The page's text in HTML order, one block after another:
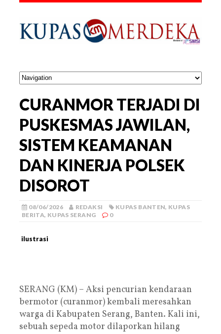
CURANMOR TERJADI DI
PUSKESMAS JAWILAN,
SISTEM KEAMANAN
DAN KINERJA POLSEK
DISOROT
08/06/2026 REDAKSI KUPAS BANTEN, KUPAS
BERITA, KUPAS SERANG 0
ilustrasi
SERANG (KM) – Aksi pencurian kendaraan
bermotor (curanmor) kembali meresahkan
warga di Kabupaten Serang, Banten. Kali ini,
sebuah sepeda motor dilaporkan hilang